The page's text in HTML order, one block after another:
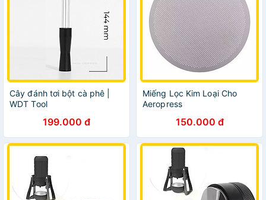
Cây đánh tơi bột cà phê |
WDT Tool
199.000 đ
Miếng Lọc Kim Loại Cho
Aeropress
150.000 đ